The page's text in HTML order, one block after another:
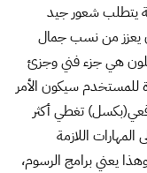
يتطلب شعور جيد
يعزز من نسب جمال
هي جزء فني وجزئ
للمستخدم سيكون الأمر
تغطي أكثر
اللازمة
يعني برامج الرسوم،